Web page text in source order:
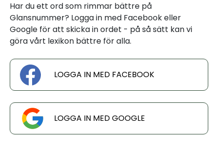
Har du ett ord som rimmar bättre på
Glansnummer? Logga in med Facebook eller
Google för att skicka in ordet - på så sätt kan vi
göra vårt lexikon bättre för alla.
LOGGA IN MED FACEBOOK
LOGGA IN MED GOOGLE